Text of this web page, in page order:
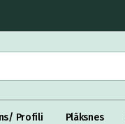
Profili Plāksnes